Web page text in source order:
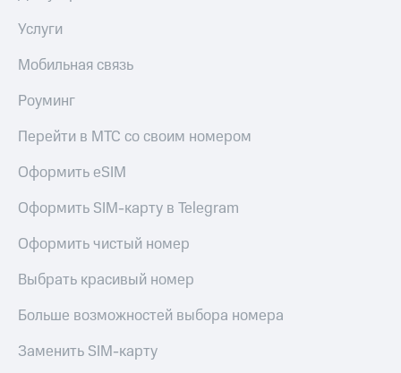
Услуги
Мобильная связь
Роуминг
Перейти в МТС со своим номером
Оформить eSIM
Оформить SIM-карту в Telegram
Оформить чистый номер
Выбрать красивый номер
Больше возможностей выбора номера
Заменить SIM-карту